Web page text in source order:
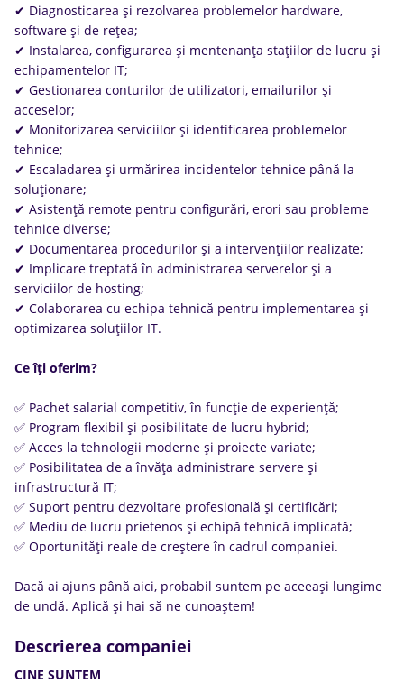
✔ Diagnosticarea și rezolvarea problemelor hardware,
software și de rețea;
✔ Instalarea, configurarea și mentenanța stațiilor de lucru și
echipamentelor IT;
✔ Gestionarea conturilor de utilizatori, emailurilor și
acceselor;
✔ Monitorizarea serviciilor și identificarea problemelor
tehnice;
✔ Escaladarea și urmărirea incidentelor tehnice până la
soluționare;
✔ Asistență remote pentru configurări, erori sau probleme
tehnice diverse;
✔ Documentarea procedurilor și a intervențiilor realizate;
✔ Implicare treptată în administrarea serverelor și a
serviciilor de hosting;
✔ Colaborarea cu echipa tehnică pentru implementarea și
optimizarea soluțiilor IT.
Ce îți oferim?
✅ Pachet salarial competitiv, în funcție de experiență;
✅ Program flexibil și posibilitate de lucru hybrid;
✅ Acces la tehnologii moderne și proiecte variate;
✅ Posibilitatea de a învăța administrare servere și
infrastructură IT;
✅ Suport pentru dezvoltare profesională și certificări;
✅ Mediu de lucru prietenos și echipă tehnică implicată;
✅ Oportunități reale de creștere în cadrul companiei.
Dacă ai ajuns până aici, probabil suntem pe aceeași lungime
de undă. Aplică și hai să ne cunoaștem!
Descrierea companiei
CINE SUNTEM